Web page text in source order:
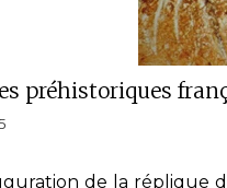
préhistoriques
de la réplique